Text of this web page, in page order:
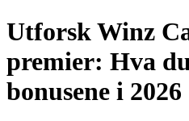
Utforsk Winz
premier: Hva
bonusene i 2026